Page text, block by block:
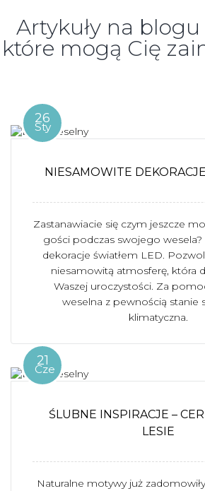
Artykuły na
które mogą Cię
26
Sty
NIESAMOWITE
Zastanawiacie się czym jeszcze
gości podczas swojego
dekoracje światłem LED.
niesamowitą atmosferę, która
Waszej uroczystości. Za
weselna z pewnością stanie
klimatyczna.
21
Cze
ŚLUBNE INSPIRACJE –
LESIE
Naturalne motywy już